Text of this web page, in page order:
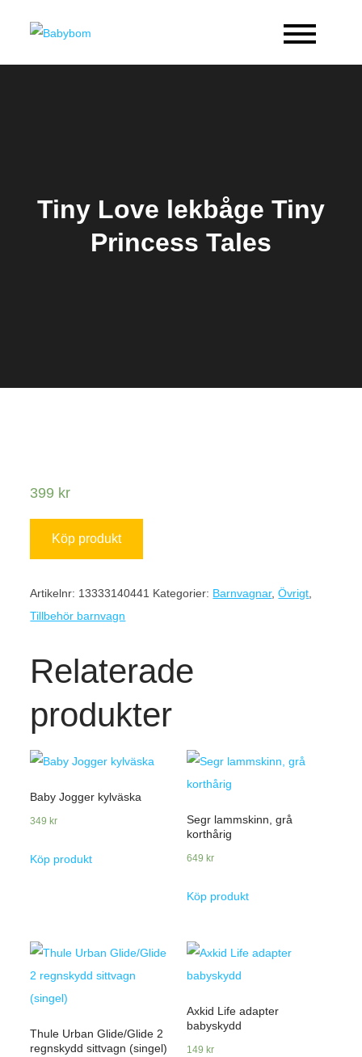
Tiny Love lekbåge Tiny
Princess Tales
399 kr
Köp produkt
Artikelnr: 13333140441 Kategorier: Barnvagnar,Övrigt
Tillbehör barnvagn
Relaterade
produkter
Baby Jogger kylväska
349kr
Köp produkt
Segr lammskinn, grå
korthårig
649kr
Köp produkt
Thule Urban Glide/Glide 2
regnskydd sittvagn (singel)
Axkid Life adapter
babyskydd
149 kr